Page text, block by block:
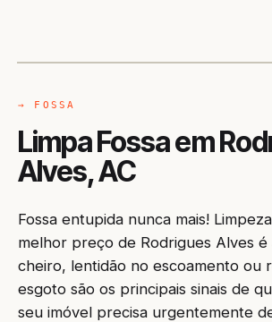
→ FOSSA
Limpa Fossa em
Alves, AC
Fossa entupida nunca mais!
melhor preço de Rodrigues Alves é
cheiro, lentidão no escoamento ou
esgoto são os principais sinais de
seu imóvel precisa urgentemente